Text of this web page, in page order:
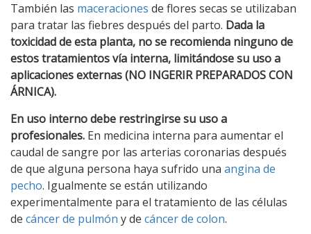
También las maceraciones de flores secas se utilizaban
para tratar las fiebres después del parto. Dada la
toxicidad de esta planta, no se recomienda ninguno de
estos tratamientos vía interna, limitándose su uso a
aplicaciones externas (NO INGERIR PREPARADOS CON
ÁRNICA).
En uso interno debe restringirse su uso a
profesionales. En medicina interna para aumentar el
caudal de sangre por las arterias coronarias después
de que alguna persona haya sufrido una angina de
pecho. Igualmente se están utilizando
experimentalmente para el tratamiento de las células
de cáncer de pulmón y de cáncer de colon.